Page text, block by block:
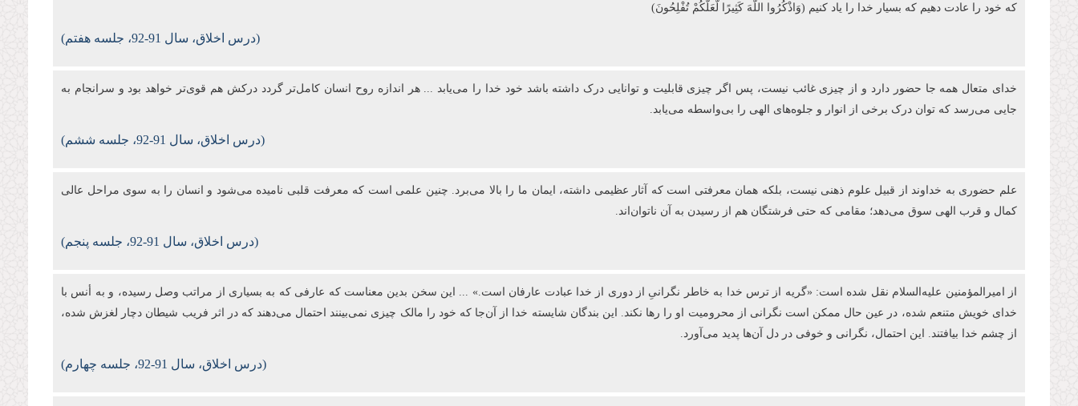
که خود را عادت دهیم که بسیار خدا را یاد کنیم (وَاذْكُرُوا اللَّهَ كَثِیرًا لَّعَلَّكُمْ تُفْلِحُونَ)
(درس‌ اخلاق، سال 91-92، جلسه هفتم)
خدای متعال همه جا حضور دارد و از چیزی غائب نیست، پس اگر چیزی قابلیت و توانایی درک داشته باشد خود خدا را می‌یابد ... هر اندازه روح انسان کامل‌تر گردد درکش هم قوی‌تر خواهد بود و سرانجام به
جایی می‌رسد که توان درک برخی از انوار و جلوه‌های الهی را بی‌واسطه می‌یابد.
(درس‌ اخلاق، سال 91-92، جلسه ششم)
علم حضوری به خداوند از قبیل علوم ذهنی نیست، بلکه همان معرفتی است که آثار عظیمی داشته، ایمان ما را بالا می‌برد. چنین علمی است که معرفت قلبی نامیده می‌شود و انسان را به سوی مراحل عالی
کمال و قرب الهی سوق می‌دهد؛ مقامی که حتی فرشتگان هم از رسیدن به آن ناتوان‌اند.
(درس‌ اخلاق، سال 91-92، جلسه پنجم)
از امیرالمؤمنین علیه‌السلام نقل شده است: «گریه از ترس خدا به خاطر نگرانیِ از دوری از خدا عبادت عارفان است.» ... این سخن بدین معناست که عارفی که به بسیاری از مراتب وصل رسیده، و به أنس با
خدای خویش متنعم شده، در عین حال ممکن است نگرانی از محرومیت او را رها نکند. این بندگان شایسته خدا از آن‌جا که خود را مالک چیزی نمی‌بینند احتمال می‌دهند که در اثر فریب شیطان دچار لغزش شده،
از چشم خدا بیافتند. این احتمال، نگرانی و خوفی در دل آن‌ها پدید می‌آورد.
(درس‌ اخلاق، سال 91-92، جلسه چهارم)